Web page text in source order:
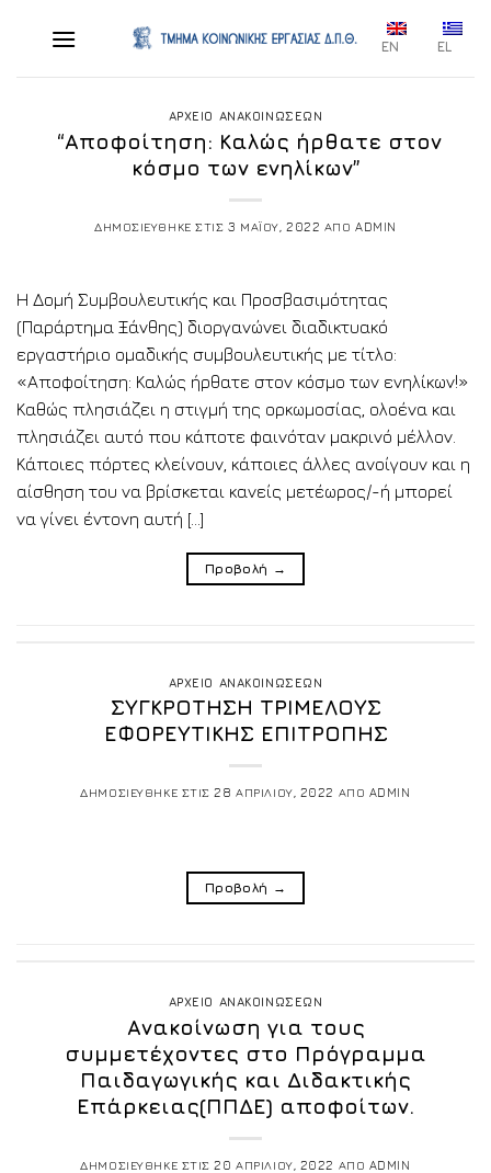
EN EL
ΑΡΧΕΙΟ ΑΝΑΚΟΙΝΩΣΕΩΝ
“Αποφοίτηση: Καλώς ήρθατε στον
κόσμο των ενηλίκων”
ΔΗΜΟΣΙΕΥΘΗΚΕ ΣΤΙΣ3 ΜΑΪΟΥ, 2022 ΑΠΟ ADMIN
Η Δομή Συμβουλευτικής και Προσβασιμότητας
(Παράρτημα Ξάνθης) διοργανώνει διαδικτυακό
εργαστήριο ομαδικής συμβουλευτικής με τίτλο:
«Αποφοίτηση: Καλώς ήρθατε στον κόσμο των ενηλίκων!»
Καθώς πλησιάζει η στιγμή της ορκωμοσίας, ολοένα και
πλησιάζει αυτό που κάποτε φαινόταν μακρινό μέλλον.
Κάποιες πόρτες κλείνουν, κάποιες άλλες ανοίγουν και η
αίσθηση του να βρίσκεται κανείς μετέωρος/-ή μπορεί
να γίνει έντονη αυτή […]
Προβολή →
ΑΡΧΕΙΟ ΑΝΑΚΟΙΝΩΣΕΩΝ
ΣΥΓΚΡΟΤΗΣΗ ΤΡΙΜΕΛΟΥΣ
ΕΦΟΡΕΥΤΙΚΗΣ ΕΠΙΤΡΟΠΗΣ
ΔΗΜΟΣΙΕΥΘΗΚΕ ΣΤΙΣ28 ΑΠΡΙΛΙΟΥ, 2022 ΑΠΟ ADMIN
Προβολή →
ΑΡΧΕΙΟ ΑΝΑΚΟΙΝΩΣΕΩΝ
Ανακοίνωση για τους
συμμετέχοντες στο Πρόγραμμα
Παιδαγωγικής και Διδακτικής
Επάρκειας(ΠΠΔΕ) αποφοίτων.
ΔΗΜΟΣΙΕΥΘΗΚΕ ΣΤΙΣ20 ΑΠΡΙΛΙΟΥ, 2022 ΑΠΟ ADMIN